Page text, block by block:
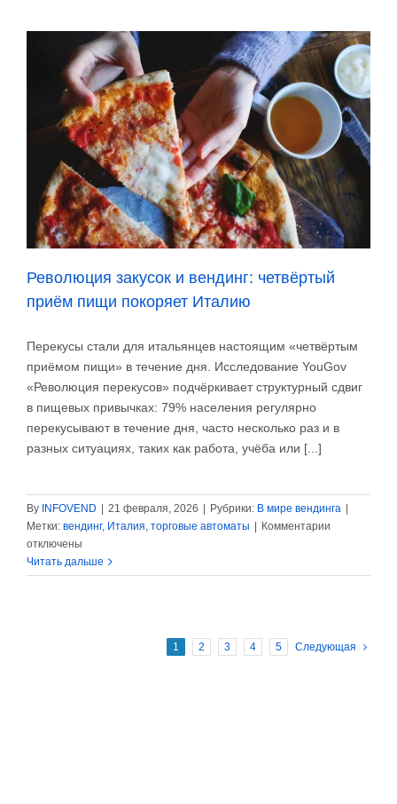
году
переработано
93
миллиона
кофейных
стаканчиков
Революция закусок и вендинг: четвёртый
приём пищи покоряет Италию
Перекусы стали для итальянцев настоящим «четвёртым
приёмом пищи» в течение дня. Исследование YouGov
«Революция перекусов» подчёркивает структурный сдвиг
в пищевых привычках: 79% населения регулярно
перекусывают в течение дня, часто несколько раз и в
разных ситуациях, таких как работа, учёба или [...]
By INFOVEND | 21 февраля, 2026 | Рубрики: В мире вендинга |
Метки: вендинг, Италия торговые автоматы | Комментарии
закусок
приём
отключены
Читать дальше
1 2 3 4 5 Следующая